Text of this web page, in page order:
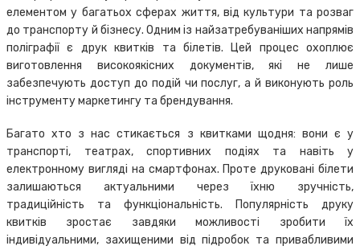
елементом у багатьох сферах життя, від культури та розваг
до транспорту й бізнесу. Одним із найзатребуваніших напрямів
поліграфії є друк квитків та білетів. Цей процес охоплює
виготовлення високоякісних документів, які не лише
забезпечують доступ до подій чи послуг, а й виконують роль
інструменту маркетингу та брендування.
Багато хто з нас стикається з квитками щодня: вони є у
транспорті, театрах, спортивних подіях та навіть у
електронному вигляді на смартфонах. Проте друковані білети
залишаються актуальними через їхню зручність,
традиційність та функціональність. Популярність друку
квитків зростає завдяки можливості зробити їх
індивідуальними, захищеними від підробок та привабливими